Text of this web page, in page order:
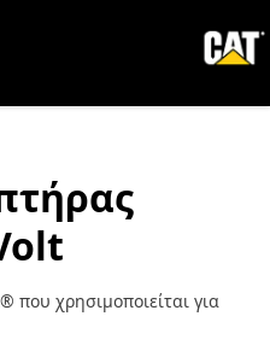
χρησιμοποιείται για